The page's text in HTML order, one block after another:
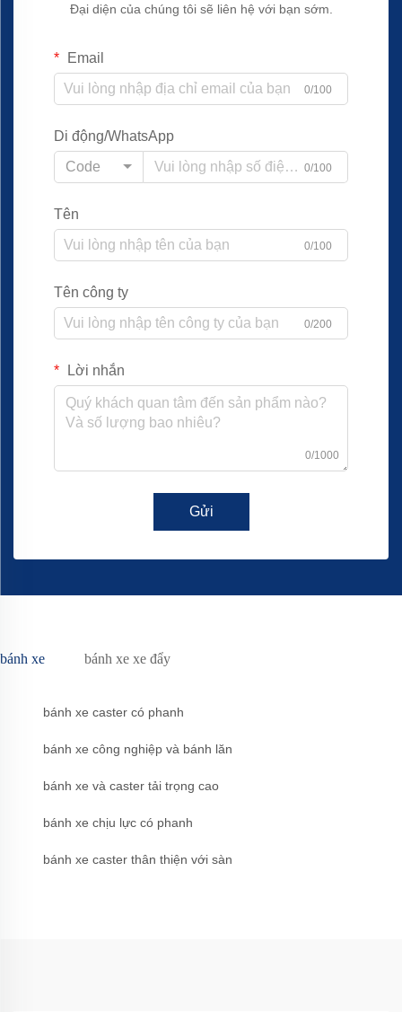
Đại diện của chúng tôi sẽ liên hệ với bạn sớm.
Email
0/100
Di động/WhatsApp
Code
0/100
Tên
0/100
Tên công ty
0/200
Lời nhắn
0/1000
Gửi
bánh xe bánh xe xe đẩy
bánh xe caster có phanh
bánh xe công nghiệp và bánh lăn
bánh xe và caster tải trọng cao
bánh xe chịu lực có phanh
bánh xe caster thân thiện với sàn